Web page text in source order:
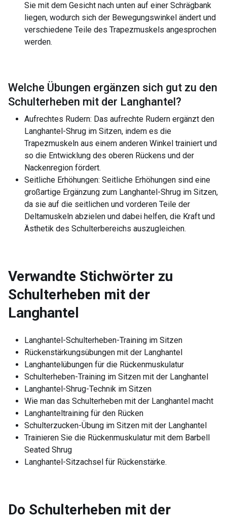
Sie mit dem Gesicht nach unten auf einer Schrägbank
liegen, wodurch sich der Bewegungswinkel ändert und
verschiedene Teile des Trapezmuskels angesprochen
werden.
Welche Übungen ergänzen sich gut zu den
Schulterheben mit der Langhantel?
Aufrechtes Rudern: Das aufrechte Rudern ergänzt den
Langhantel-Shrug im Sitzen, indem es die
Trapezmuskeln aus einem anderen Winkel trainiert und
so die Entwicklung des oberen Rückens und der
Nackenregion fördert.
Seitliche Erhöhungen: Seitliche Erhöhungen sind eine
großartige Ergänzung zum Langhantel-Shrug im Sitzen,
da sie auf die seitlichen und vorderen Teile der
Deltamuskeln abzielen und dabei helfen, die Kraft und
Ästhetik des Schulterbereichs auszugleichen.
Verwandte Stichwörter zu
Schulterheben mit der
Langhantel
Langhantel-Schulterheben-Training im Sitzen
Rückenstärkungsübungen mit der Langhantel
Langhantelübungen für die Rückenmuskulatur
Schulterheben-Training im Sitzen mit der Langhantel
Langhantel-Shrug-Technik im Sitzen
Wie man das Schulterheben mit der Langhantel macht
Langhanteltraining für den Rücken
Schulterzucken-Übung im Sitzen mit der Langhantel
Trainieren Sie die Rückenmuskulatur mit dem Barbell
Seated Shrug
Langhantel-Sitzachsel für Rückenstärke.
Do Schulterheben mit der